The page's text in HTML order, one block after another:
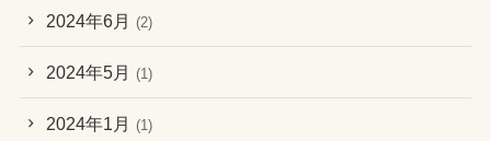
2024年6月 (2)
2024年5月 (1)
2024年1月 (1)